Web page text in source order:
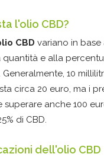
l'olio CBD?
CBD variano in
e alla
10
circa 20 euro, ma i
superare anche 100
di CBD.
dell'olio CBD